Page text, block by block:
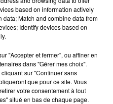
based on information actively
Match and combine data from
Identify devices based on
"Accepter et fermer", ou affiner en
dans "Gérer mes choix".
sur "Continuer sans
que pour ce site. Vous
votre consentement à tout
situé en bas de chaque page.